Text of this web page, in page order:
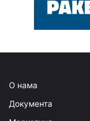
О нама
Документа